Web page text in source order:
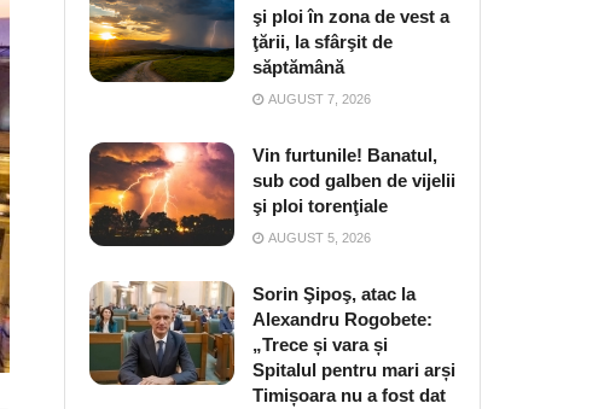
şi ploi în zona de vest a
ţării, la sfârşit de
săptămână
AUGUST 7, 2026
Vin furtunile! Banatul,
sub cod galben de vijelii
şi ploi torenţiale
AUGUST 5, 2026
Sorin Şipoş, atac la
Alexandru Rogobete:
„Trece și vara și
Spitalul pentru mari arși
Timișoara nu a fost dat